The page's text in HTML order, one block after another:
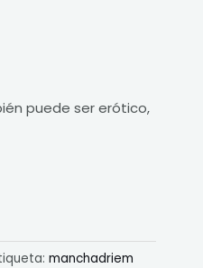
puede ser erótico,
manchadriem